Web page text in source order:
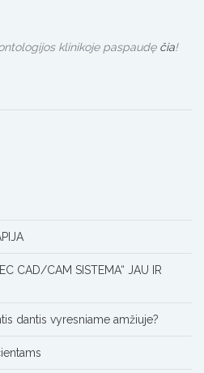
klinikoje paspaudę čia!
CAD/CAM SISTEMA“ JAU IR
dantis vyresniame amžiuje?